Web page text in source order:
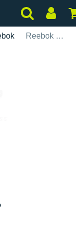
Reebok Hero Racer